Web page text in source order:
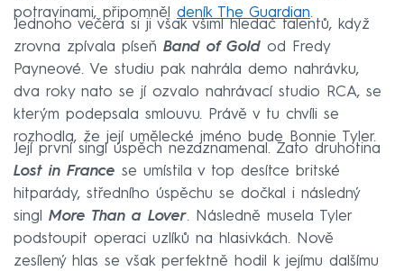
potravinami, připomněl deník The Guardian.
Jednoho večera si ji však všiml hledač talentů, když
zrovna zpívala píseň Band of Gold od Fredy
Payneové. Ve studiu pak nahrála demo nahrávku,
dva roky nato se jí ozvalo nahrávací studio RCA, se
kterým podepsala smlouvu. Právě v tu chvíli se
rozhodla, že její umělecké jméno bude Bonnie Tyler.
Její první singl úspěch nezaznamenal. Zato druhotina
Lost in France se umístila v top desítce britské
hitparády, středního úspěchu se dočkal i následný
singl More Than a Lover. Následně musela Tyler
podstoupit operaci uzlíků na hlasivkách. Nově
zesílený hlas se však perfektně hodil k jejímu dalšímu